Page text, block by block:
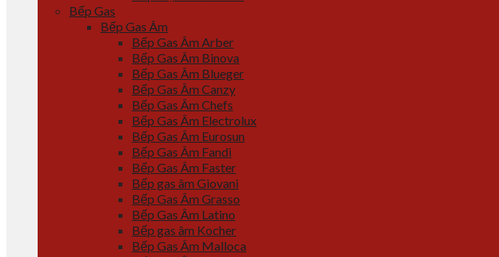
Bếp Gas
Bếp Gas Âm
Bếp Gas Âm Arber
Bếp Gas Âm Binova
Bếp Gas Âm Blueger
Bếp Gas Âm Canzy
Bếp Gas Âm Chefs
Bếp Gas Âm Electrolux
Bếp Gas Âm Eurosun
Bếp Gas Âm Fandi
Bếp Gas Âm Faster
Bếp gas âm Giovani
Bếp Gas Âm Grasso
Bếp Gas Âm Latino
Bếp gas âm Kocher
Bếp Gas Âm Malloca